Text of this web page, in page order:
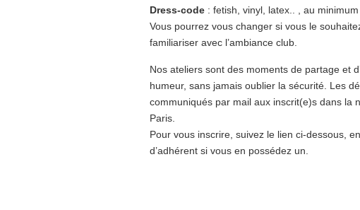
Dress-code : fetish, vinyl, latex.. , au
Vous pourrez vous changer si vous le
familiariser avec l’ambiance club.
Nos ateliers sont des moments de partage et
humeur, sans jamais oublier la sécurité. Les
communiqués par mail aux inscrit(e)s dans la
Paris.
Pour vous inscrire, suivez le lien ci-dessous,
d’adhérent si vous en possédez un.